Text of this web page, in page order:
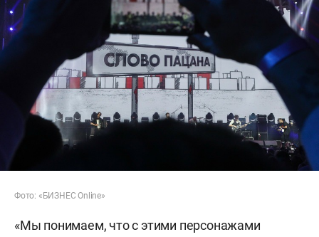
Фото: «БИЗНЕС Online»
«Мы понимаем, что с этими персонажами